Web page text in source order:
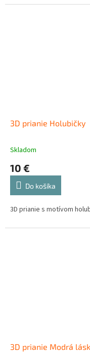
3D prianie Holubičky
Skladom
10 €
Do košíka
3D prianie s motívom
3D prianie Modrá